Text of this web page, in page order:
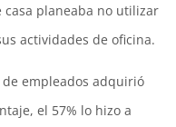
planeaba no utilizar
actividades de oficina.
empleados adquirió
el 57% lo hizo a